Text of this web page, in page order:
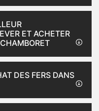
ET ACHETER
DES FERS DANS